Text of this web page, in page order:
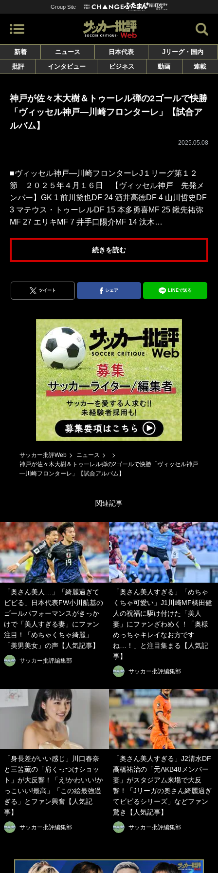
Group Site
新着 ニュース 日本代表
Jリーグ・国内
批評
インタビュー ビジネス 動画 連載
神戸が佐々木大樹＆トゥーレル弾の2ゴールで快勝
「ヴィッセル神戸―川崎フロンターレ」【試合ア
ルバム】
2025.05.08
■ヴィッセル神戸―川崎フロンターレJ１リーグ第１２
節 ２０２５年４月１６日 【ヴィッセル神戸 先発メ
ンバー】GK 1 前川黛也DF 24 酒井高徳DF 4 山川哲史DF
3 マテウス・トゥーレルDF 15 本多勇喜MF 25 鍬先祐弥
MF 27 エリキMF 7 井手口陽介MF 14 汰木…
続きを読む
ツイート シェア LINEで送る
サッカー批評Web
ニュース
神戸が佐々木大樹＆トゥーレル弾の2ゴールで快勝「ヴィッセル神戸
―川崎フロンターレ」【試合アルバム】
関連記事
「奥さん美人…」「綺麗過ぎて
ビビる」日本代表FW小川航基の
ゴールパフォーマンスがきっか
けで「美人すぎる妻」にファン
注目！「めちゃくちゃ綺麗」
「美男美女」の声【人気記事】
サッカー批評編集部
「奥さん美人すぎる」「めちゃ
くちゃ可愛い」J1川崎MF橘田健
人の祝福に駆け付けた「美人
妻」にファンざわめく！「奥様
めっちゃキレイなお方です
ね…！」と注目集まる【人気記
事】
サッカー批評編集部
「身長差がいい感じ」川口春奈
と三笘薫の「肩くっつけショッ
ト」が大反響！「え!かわいい!か
っこいい!最高」「この絵最強過
ぎる」とファン興奮【人気記
事】
サッカー批評編集部
「奥さん美人すぎる」J2清水DF
高橋祐治の「元AKB48メンバー
妻」がスタジアム来場で大反
響！「Jリーガの奥さん綺麗過ぎ
てビビるシリーズ」などファン
驚き【人気記事】
サッカー批評編集部